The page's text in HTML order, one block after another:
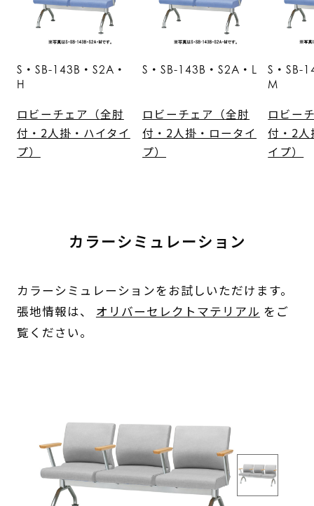
S・SB-143B・S2A・
H
ロビーチェア（全肘
付・2人掛・ハイタイ
プ）
S・SB-143B・S2A・L
ロビーチェア（全肘
付・2人掛・ロータイ
プ）
S・SB-
M
ロビー
付・2人
イプ）
カラーシミュレーション
カラーシミュレーションをお試しいただけます。
張地情報は、 オリバーセレクトマテリアル をご
覧ください。